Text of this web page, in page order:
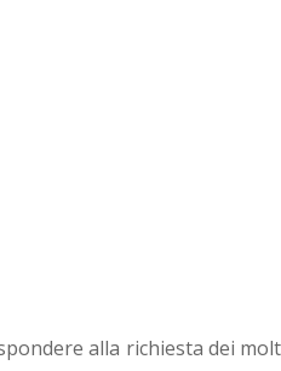
alla richiesta dei